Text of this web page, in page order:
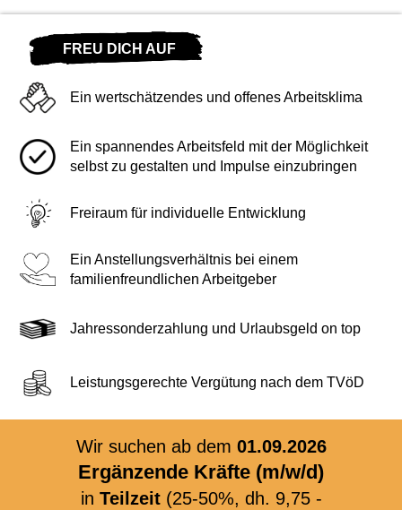
FREU DICH AUF
Ein wertschätzendes und offenes Arbeitsklima
Ein spannendes Arbeitsfeld mit der Möglichkeit
selbst zu gestalten und Impulse einzubringen
Freiraum für individuelle Entwicklung
Ein Anstellungsverhältnis bei einem
familienfreundlichen Arbeitgeber
Jahressonderzahlung und Urlaubsgeld on top
Leistungsgerechte Vergütung nach dem TVöD
Wir suchen ab dem 01.09.2026
Ergänzende Kräfte (m/w/d)
in Teilzeit(25-50%, dh. 9,75 -